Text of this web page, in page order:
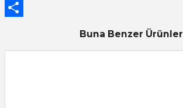
Twitter
Buna Benzer Ürünler